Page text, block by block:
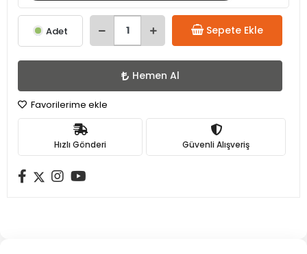
Adet Sepete Ekle
Hemen Al
Favorilerime ekle
Hızlı Gönderi Güvenli Alışveriş